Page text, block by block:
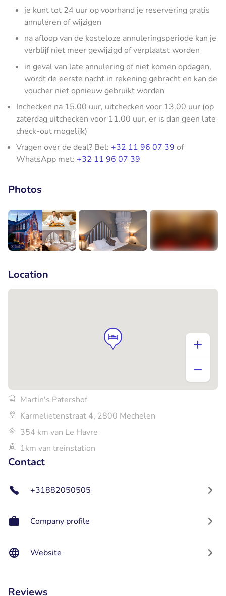
je kunt tot 24 uur op voorhand je reservering gratis
annuleren of wijzigen
na afloop van de kosteloze annuleringsperiode kan je
verblijf niet meer gewijzigd of verplaatst worden
in geval van late annulering of niet komen opdagen,
wordt de eerste nacht in rekening gebracht en kan de
voucher niet opnieuw gebruikt worden
Inchecken na 15.00 uur, uitchecken voor 13.00 uur (op
zaterdag uitchecken voor 11.00 uur, er is dan geen late
check-out mogelijk)
Vragen over de deal? Bel: +32 11 96 07 39 of
WhatsApp met: +32 11 96 07 39
Photos
Location
Martin's Patershof
Karmelietenstraat 4, 2800 Mechelen
354 km van Le Havre
1km van treinstation
Contact
+31882050505
Company profile
Website
Reviews